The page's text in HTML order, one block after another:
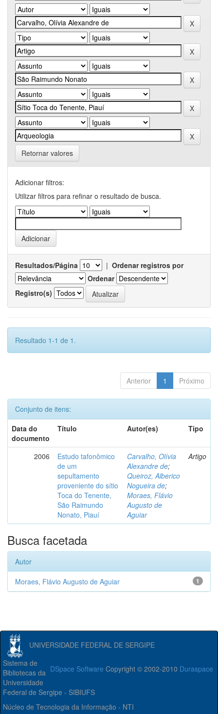
Retornar valores
Adicionar filtros:
Utilizar filtros para refinar o resultado de busca.
Resultados/Página | Ordenar registros por
Ordenar
Registro(s)
Resultado 1-1 de 1.
Anterior 1 Próximo
Conjunto de itens:
Data do
documento
Título Autor(es) Tipo
2006
Estudo tafonômico
de um
sepultamento
proveniente do sítio
Toca do Tenente,
São Raimundo
Nonato, Piauí
Carvalho, Olívia
Alexandre de;
Queiroz, Alberico
Nogueira de;
Moraes, Flávio
Augusto de
Aguiar
Artigo
Busca facetada
Autor
1
Moraes, Flávio Augusto de Aguiar
UNIVERSIDADE FEDERAL DE SERGIPE
DSpace Software Copyright © 2002-2010 Duraspace
Sistema de
Bibliotecas da
Universidade
Federal de Sergipe - SIBIUFS
Núcleo de Tecnologia da Informação - NTI